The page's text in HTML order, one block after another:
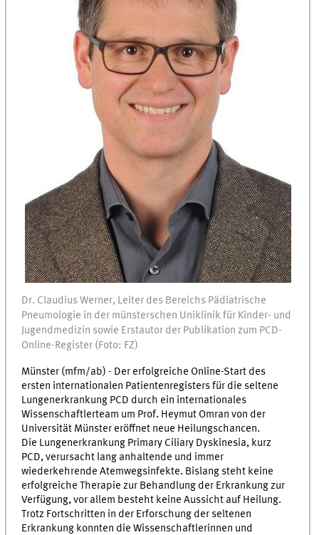
Dr. Claudius Werner, Leiter des Bereichs Pädiatrische
Pneumologie in der münsterschen Uniklinik für Kinder- und
Jugendmedizin sowie Erstautor der Publikation zum PCD-
Online-Register (Foto: FZ)
Münster (mfm/ab) - Der erfolgreiche Online-Start des
ersten internationalen Patientenregisters für die seltene
Lungenerkrankung PCD durch ein internationales
Wissenschaftlerteam um Prof. Heymut Omran von der
Universität Münster eröffnet neue Heilungschancen.
Die Lungenerkrankung Primary Ciliary Dyskinesia, kurz
PCD, verursacht lang anhaltende und immer
wiederkehrende Atemwegsinfekte. Bislang steht keine
erfolgreiche Therapie zur Behandlung der Erkrankung zur
Verfügung, vor allem besteht keine Aussicht auf Heilung.
Trotz Fortschritten in der Erforschung der seltenen
Erkrankung konnten die Wissenschaftlerinnen und